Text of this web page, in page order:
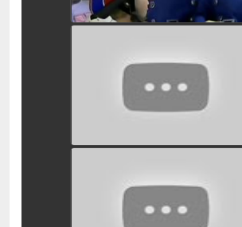
watch video
watch video